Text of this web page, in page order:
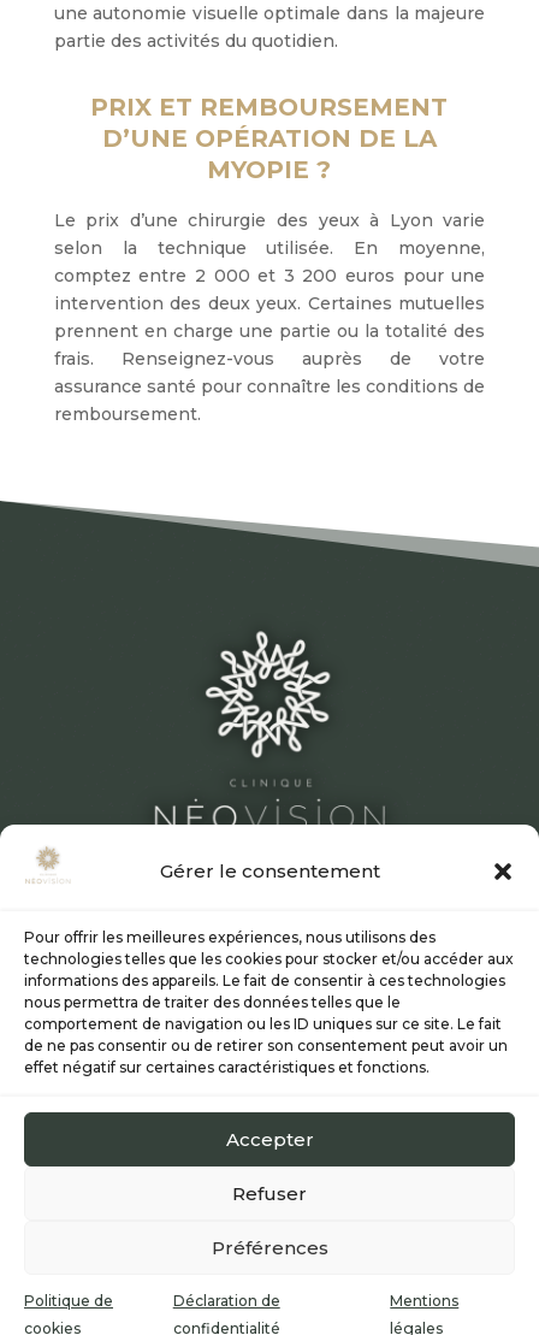
Gérer le consentement
Pour offrir les meilleures expériences, nous utilisons des
technologies telles que les cookies pour stocker et/ou accéder aux
informations des appareils. Le fait de consentir à ces technologies
nous permettra de traiter des données telles que le
comportement de navigation ou les ID uniques sur ce site. Le fait
de ne pas consentir ou de retirer son consentement peut avoir un
effet négatif sur certaines caractéristiques et fonctions.
Accepter
Refuser
Préférences
Politique de
cookies
Déclaration de
confidentialité
Mentions
légales
une autonomie visuelle optimale dans la majeure
partie des activités du quotidien.
PRIX ET REMBOURSEMENT
D’UNE OPÉRATION DE LA
MYOPIE ?
Le prix d’une chirurgie des yeux à Lyon varie
selon la technique utilisée. En moyenne,
comptez entre 2 000 et 3 200 euros pour une
intervention des deux yeux. Certaines mutuelles
prennent en charge une partie ou la totalité des
frais. Renseignez-vous auprès de votre
assurance santé pour connaître les conditions de
remboursement.
SPÉCIALISTE DE LA CHIRURGIE RÉFRACTIVE
Les médecins
Chirurgie réfractive laser
Smile
Lasik
PKR et TransPKR
Chirurgie réfractive par implants
© 2025 Clinique Néovision – Mentions légales|